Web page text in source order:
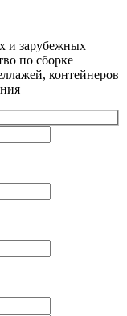
и зарубежных
по сборке
контейнеров